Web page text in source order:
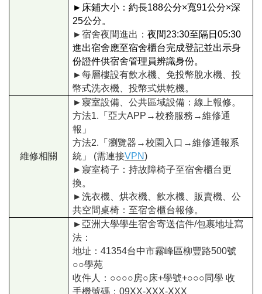
► 床鋪大小：約長188公分×寬91公分×深
25公分。
►宿舍夜間進出： 夜間23:30至隔日05:30
進出宿舍應至宿舍櫃台完成登記並出示身
份證件供宿舍管理員辨識身份。
►每層樓設有飲水機、免投幣脫水機、投
幣式洗衣機、投幣式烘乾機。
維修相關
►寢室設備、公共區域設備：線上報修。
方法1.「亞大APP →校務服務 →維修通
報 」
方法2. 「 瀏覽器 →校園入口 →維修通報系
統 」 (需連接VPN)
►寢室椅子：持故障椅子至宿舍櫃台更
換。
►洗衣機、烘衣機、飲水機、販賣機、公
共空間桌椅：至宿舍櫃台報修。
►亞洲大學學生宿舍寄送信件/包裹地址寫
法：
地址：41354台中市霧峰區柳豐路500號
○○學苑
收件人：○○○○房○床+學號+○○○同學 收
手機號碼：09XX-XXX-XXX